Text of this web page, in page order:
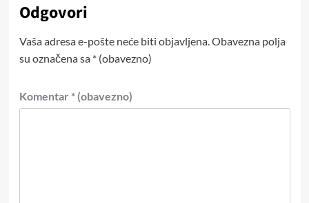
Odgovori
Vaša adresa e-pošte neće biti objavljena.Obavezna polja
su označena sa * (obavezno)
Komentar * (obavezno)